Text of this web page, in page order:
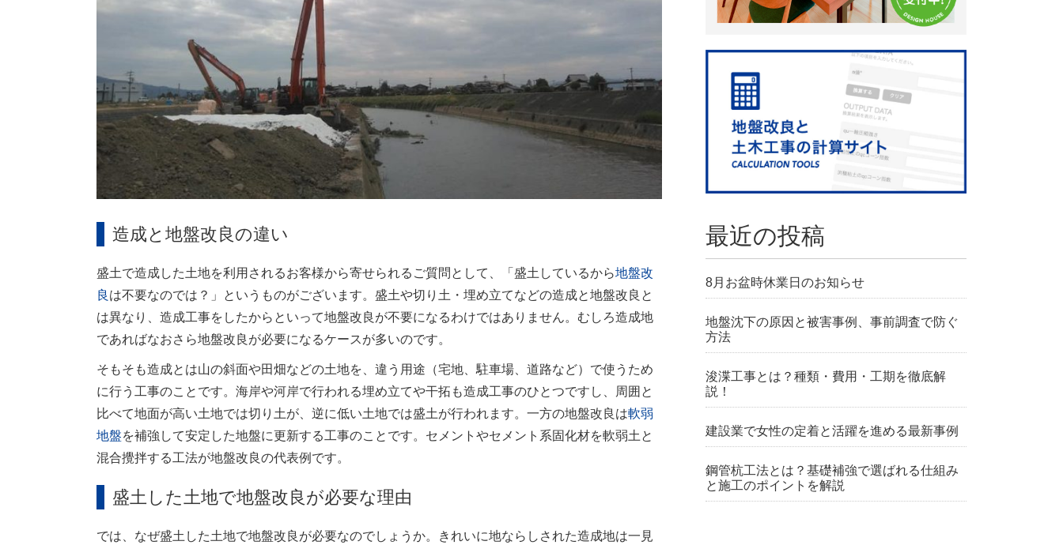
造成と地盤改良の違い
盛土で造成した土地を利用されるお客様から寄せられるご質問として、「盛土しているから地盤改
良 は不要なのでは？」というものがございます。盛土や切り土・埋め立てなどの造成と地盤改良と
は異なり、造成工事をしたからといって地盤改良が不要になるわけではありません。むしろ造成地
であればなおさら地盤改良が必要になるケースが多いのです。
そもそも造成とは山の斜面や田畑などの土地を、違う用途（宅地、駐車場、道路など）で使うため
に行う工事のことです。海岸や河岸で行われる埋め立てや干拓も造成工事のひとつですし、周囲と
比べて地面が高い土地では切り土が、逆に低い土地では盛土が行われます。一方の地盤改良は軟弱
地盤を補強して安定した地盤に更新する工事のことです。セメントやセメント系固化材を軟弱土と
混合攪拌する工法が地盤改良の代表例です。
盛土した土地で地盤改良が必要な理由
では、なぜ盛土した土地で地盤改良が必要なのでしょうか。きれいに地ならしされた造成地は一見
最近の投稿
8月お盆時休業日のお知らせ
地盤沈下の原因と被害事例、事前調査で防ぐ
方法
浚渫工事とは？種類・費用・工期を徹底解
説！
建設業で女性の定着と活躍を進める最新事例
鋼管杭工法とは？基礎補強で選ばれる仕組み
と施工のポイントを解説